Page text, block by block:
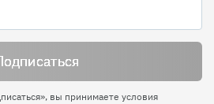
вы принимаете условия